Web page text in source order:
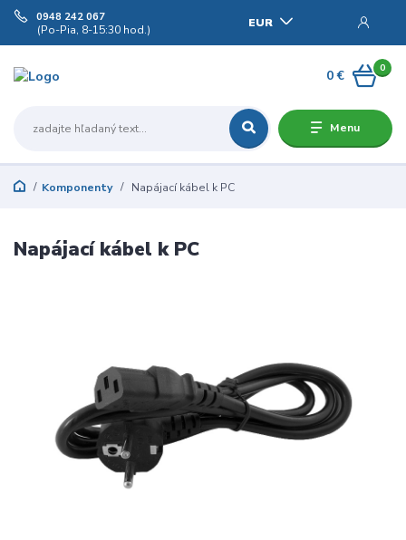
Menu
EUR
0948 242 067
(Po-Pia, 8-15:30 hod.)
0
0 €
Komponenty Napájací kábel k PC
Napájací kábel k PC